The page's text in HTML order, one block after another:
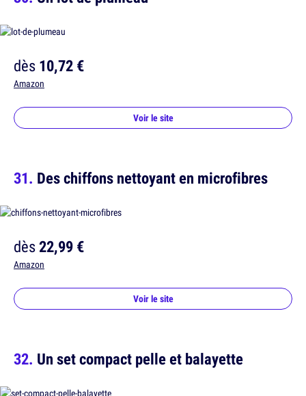
dès10,72 €
Amazon
Voir le site
Des chiffons nettoyant en microfibres
dès22,99 €
Amazon
Voir le site
Un set compact pelle et balayette